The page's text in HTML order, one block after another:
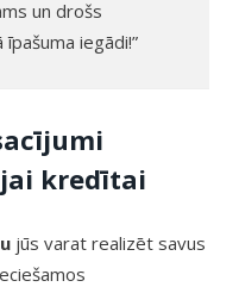
un drošs
iegādi!”
kredītai
jūs varat realizēt savus